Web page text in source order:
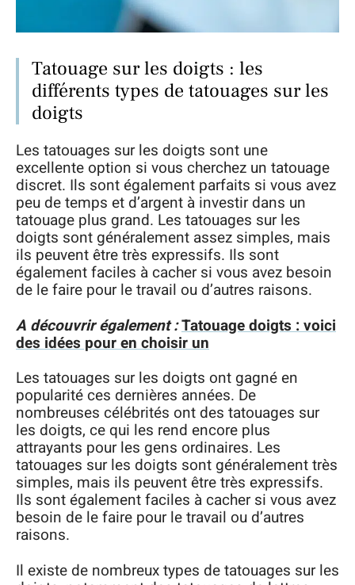
Tatouage sur les doigts : les
différents types de tatouages sur les
doigts
Les tatouages sur les doigts sont une
excellente option si vous cherchez un tatouage
discret. Ils sont également parfaits si vous avez
peu de temps et d’argent à investir dans un
tatouage plus grand. Les tatouages sur les
doigts sont généralement assez simples, mais
ils peuvent être très expressifs. Ils sont
également faciles à cacher si vous avez besoin
de le faire pour le travail ou d’autres raisons.
A découvrir également :Tatouage doigts : voici
des idées pour en choisir un
Les tatouages sur les doigts ont gagné en
popularité ces dernières années. De
nombreuses célébrités ont des tatouages sur
les doigts, ce qui les rend encore plus
attrayants pour les gens ordinaires. Les
tatouages sur les doigts sont généralement très
simples, mais ils peuvent être très expressifs.
Ils sont également faciles à cacher si vous avez
besoin de le faire pour le travail ou d’autres
raisons.
Il existe de nombreux types de tatouages sur les